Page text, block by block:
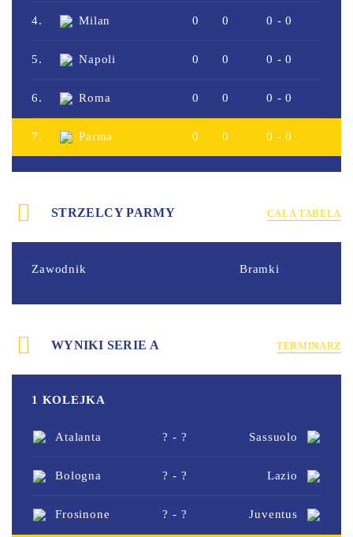
4. Milan 0 0 0 - 0
5. Napoli 0 0 0 - 0
6. Roma 0 0 0 - 0
7. Parma 0 0 0 - 0
STRZELCY PARMY CAŁA TABELA
Zawodnik Bramki
WYNIKI SERIE A TERMINARZ
1 KOLEJKA
Atalanta ? - ? Sassuolo
Bologna ? - ? Lazio
Frosinone ? - ? Juventus